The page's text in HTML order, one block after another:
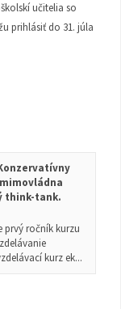
učitelia so
prihlásiť do 31. júla
think-tank.
prvý ročník kurzu
kurz ek...